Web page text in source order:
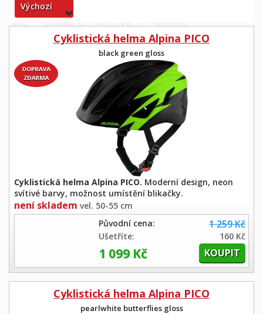
Výchozí
Cyklistická helma Alpina PICO
black green gloss
Cyklistická helma Alpina PICO. Moderní design, neon
svítivé barvy, možnost umístění blikačky.
není skladem vel. 50-55 cm
Původní cena:
1 259 Kč
Ušetříte: 160 Kč
1 099 Kč
Cyklistická helma Alpina PICO
pearlwhite butterflies gloss